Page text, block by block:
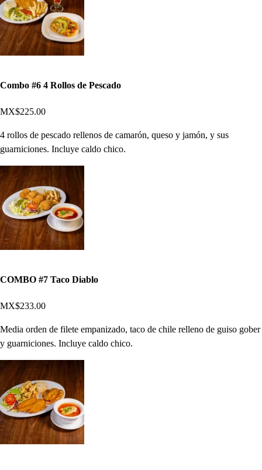
Combo #6 4 Rollos de Pescado
MX$225.00
4 rollos de pescado rellenos de camarón, queso y jamón, y sus
guarniciones. Incluye caldo chico.
COMBO #7 Taco Diablo
MX$233.00
Media orden de filete empanizado, taco de chile relleno de guiso gober
y guarniciones. Incluye caldo chico.